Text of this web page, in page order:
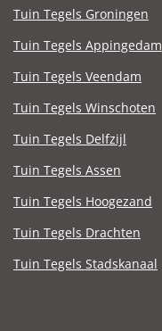
Tuin Tegels Groningen
Tuin Tegels Appingedam
Tuin Tegels Veendam
Tuin Tegels Winschoten
Tuin Tegels Delfzijl
Tuin Tegels Assen
Tuin Tegels Hoogezand
Tuin Tegels Drachten
Tuin Tegels Stadskanaal